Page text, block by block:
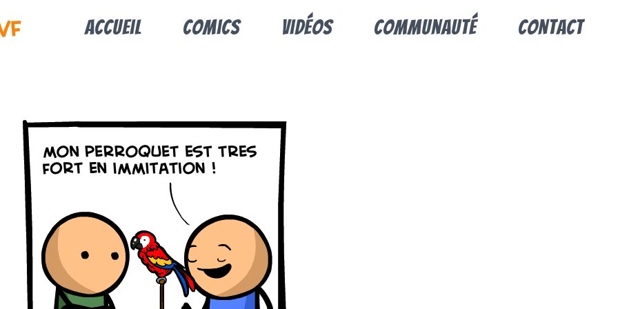
Accueil Comics Vidéos Communauté Contact